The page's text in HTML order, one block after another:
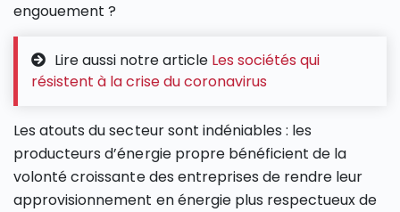
engouement ?
Lire aussi notre article Les sociétés qui
résistent à la crise du coronavirus
Les atouts du secteur sont indéniables : les
producteurs d’énergie propre bénéficient de la
volonté croissante des entreprises de rendre leur
approvisionnement en énergie plus respectueux de